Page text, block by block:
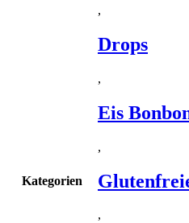
Kategorien
,
Drops
,
Eis
,
,